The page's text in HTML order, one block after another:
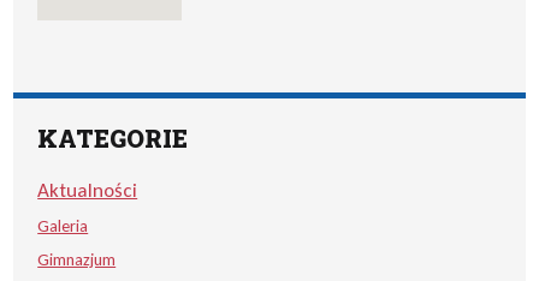
KATEGORIE
Aktualności
Galeria
Gimnazjum